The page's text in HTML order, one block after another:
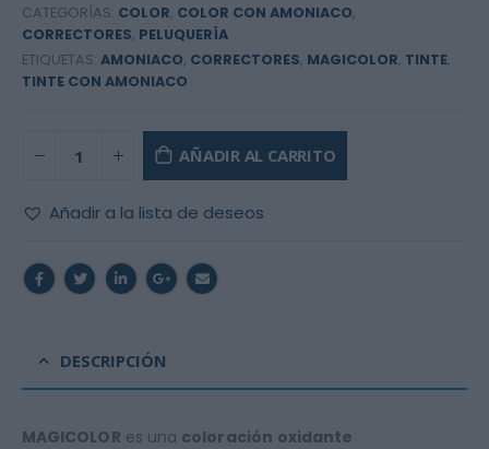
CATEGORÍAS: COLOR, COLOR CON AMONIACO,
CORRECTORES, PELUQUERÍA
ETIQUETAS: AMONIACO, CORRECTORES, MAGICOLOR, TINTE,
TINTE CON AMONIACO
AÑADIR AL CARRITO
Añadir a la lista de deseos
DESCRIPCIÓN
MAGICOLOR es una coloración oxidante